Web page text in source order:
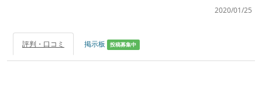
2020/01/25
評判・口コミ 掲示板 投稿募集中